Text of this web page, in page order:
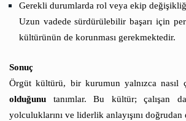
Gerekli durumlarda rol veya ekip
Uzun vadede sürdürülebilir başarı için
kültürünün de korunması gerekmektedir.
Sonuç
Örgüt kültürü, bir kurumun yalnızca nasıl
olduğunu tanımlar. Bu kültür; çalışan
yolculuklarını ve liderlik anlayışını doğrudan